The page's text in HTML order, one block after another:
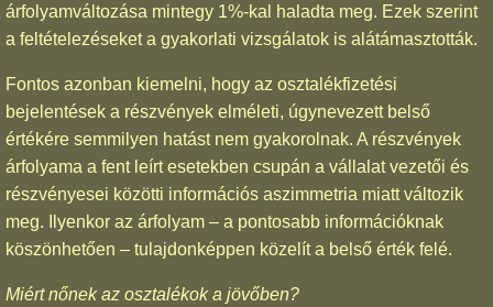
árfolyamváltozása mintegy 1%-kal haladta meg. Ezek szerint
a feltételezéseket a gyakorlati vizsgálatok is alátámasztották.
Fontos azonban kiemelni, hogy az osztalékfizetési
bejelentések a részvények elméleti, úgynevezett belső
értékére semmilyen hatást nem gyakorolnak. A részvények
árfolyama a fent leírt esetekben csupán a vállalat vezetői és
részvényesei közötti információs aszimmetria miatt változik
meg. Ilyenkor az árfolyam – a pontosabb információknak
köszönhetően – tulajdonképpen közelít a belső érték felé.
Miért nőnek az osztalékok a jövőben?